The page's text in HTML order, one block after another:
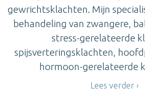
gewrichtsklachten. Mijn
behandeling van zwangere,
stress-gerelateerde
spijsverteringsklachten,
hormoon-gerelateerde
Lees verder